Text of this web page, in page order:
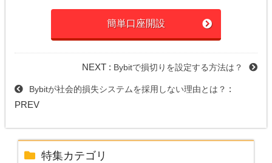
簡単口座開設
NEXT : Bybitで損切りを設定する方法は？
Bybitが社会的損失システムを採用しない理由とは？ :
PREV
特集カテゴリ